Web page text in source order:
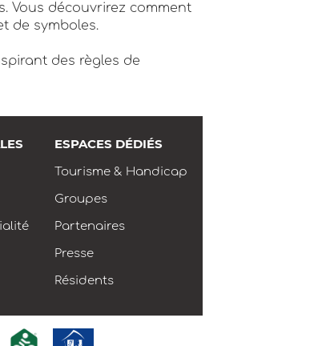
Vous découvrirez comment
de symboles.
des règles de
ESPACES DÉDIÉS
Tourisme & Handicap
Groupes
Partenaires
Presse
Résidents